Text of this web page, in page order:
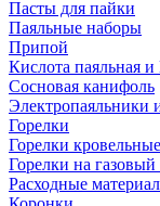
Пасты для пайки
Паяльные наборы
Припой
Кислота паяльная
Сосновая канифоль
Электропаяльники
Горелки
Горелки кровельные
Горелки на
Расходные